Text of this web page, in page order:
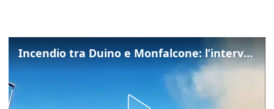
Incendio tra Duino e Monfalcone: l’intervento dei vigili del fuoco